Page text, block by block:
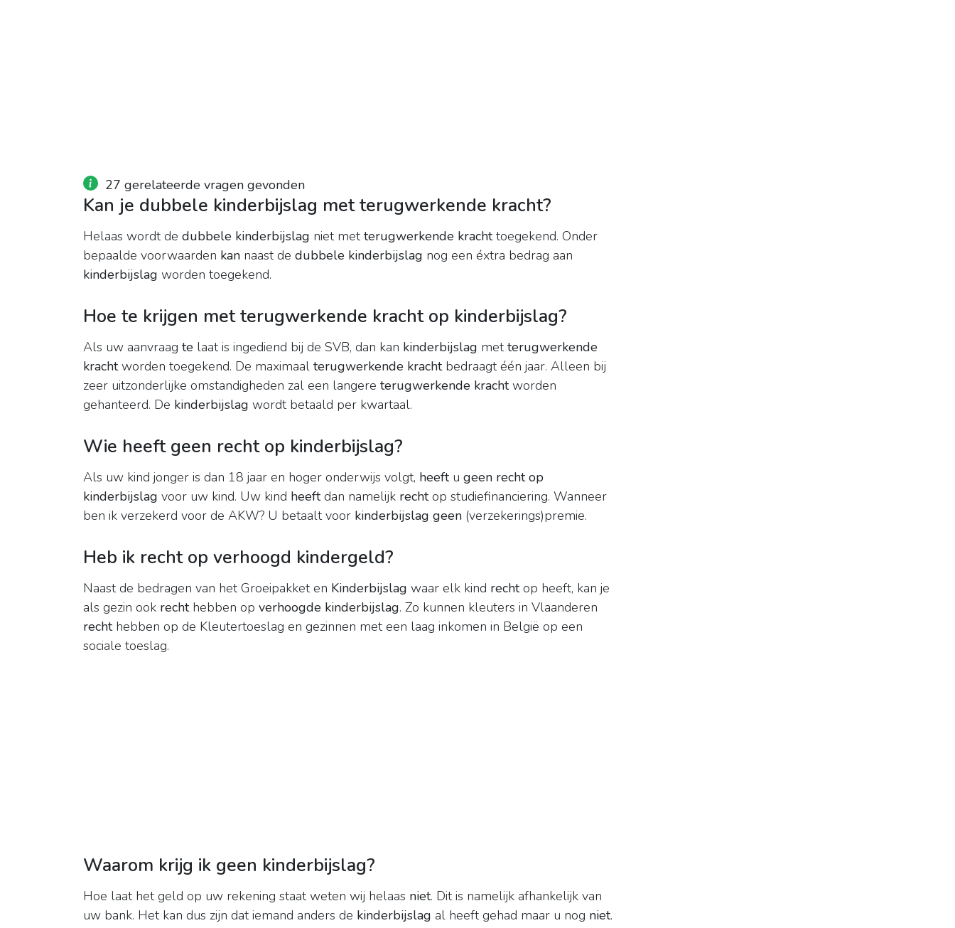
27 gerelateerde vragen gevonden
Kan je dubbele kinderbijslag met terugwerkende kracht?
Helaas wordt de dubbele kinderbijslag niet metterugwerkende krachttoegekend. Onder
bepaalde voorwaarden kan naast de dubbele kinderbijslag nog een éxtra bedrag aan
kinderbijslag worden toegekend.
Hoe te krijgen met terugwerkende kracht op kinderbijslag?
Als uw aanvraag te laat is ingediend bij de SVB, dan kan kinderbijslag metterugwerkende
krachtworden toegekend. De maximaal terugwerkende krachtbedraagt één jaar. Alleen bij
zeer uitzonderlijke omstandigheden zal een langere terugwerkende krachtworden
gehanteerd. De kinderbijslag wordt betaald per kwartaal.
Wie heeft geen recht op kinderbijslag?
Als uw kind jonger is dan 18 jaar en hoger onderwijs volgt, heeftu geen recht op
kinderbijslag voor uw kind. Uw kind heeftdan namelijk rechtop studiefinanciering. Wanneer
ben ik verzekerd voor de AKW? U betaalt voor kinderbijslag geen (verzekerings)premie.
Heb ik recht op verhoogd kindergeld?
Naast de bedragen van het Groeipakket en Kinderbijslag waar elk kind rechtop heeft, kan je
als gezin ook rechthebben op verhoogde kinderbijslag. Zo kunnen kleuters in Vlaanderen
rechthebben op de Kleutertoeslag en gezinnen met een laag inkomen in België op een
sociale toeslag.
Waarom krijg ik geen kinderbijslag?
Hoe laat het geld op uw rekening staat weten wij helaas niet. Dit is namelijk afhankelijk van
uw bank. Het kan dus zijn dat iemand anders de kinderbijslag al heeft gehad maar u nog niet.